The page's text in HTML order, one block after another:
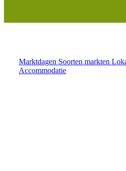
Marktdagen Soorten markten
Accommodatie